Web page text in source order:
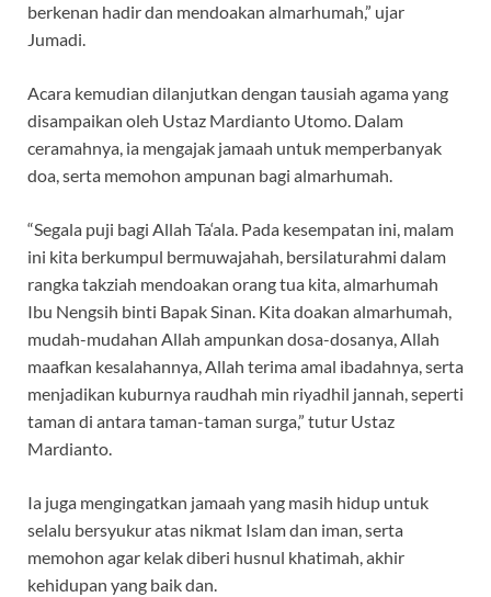
berkenan hadir dan mendoakan almarhumah,” ujar
Jumadi.
Acara kemudian dilanjutkan dengan tausiah agama yang
disampaikan oleh Ustaz Mardianto Utomo. Dalam
ceramahnya, ia mengajak jamaah untuk memperbanyak
doa, serta memohon ampunan bagi almarhumah.
“Segala puji bagi Allah Ta‘ala. Pada kesempatan ini, malam
ini kita berkumpul bermuwajahah, bersilaturahmi dalam
rangka takziah mendoakan orang tua kita, almarhumah
Ibu Nengsih binti Bapak Sinan. Kita doakan almarhumah,
mudah-mudahan Allah ampunkan dosa-dosanya, Allah
maafkan kesalahannya, Allah terima amal ibadahnya, serta
menjadikan kuburnya raudhah min riyadhil jannah, seperti
taman di antara taman-taman surga,” tutur Ustaz
Mardianto.
Ia juga mengingatkan jamaah yang masih hidup untuk
selalu bersyukur atas nikmat Islam dan iman, serta
memohon agar kelak diberi husnul khatimah, akhir
kehidupan yang baik dan.